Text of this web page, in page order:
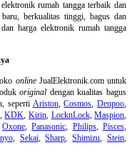
rumah tangga terbaik dan
berkualitas tinggi, bagus dan
harga elektronik rumah tangga
onlineJualElektronik.com untuk
original dengan kualitas bagus
seperti Ariston,Cosmos,Denpoo,
,KDK, Kirin, LocknLock,Maspion,
Oxone,Panasonic, Philips, Pisces,
, Sekai,Sharp,Shimizu,Stein,